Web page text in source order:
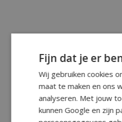
Fijn dat je er
Wij gebruiken cookies
maat te maken en ons
analyseren. Met jouw
kunnen Google en zijn